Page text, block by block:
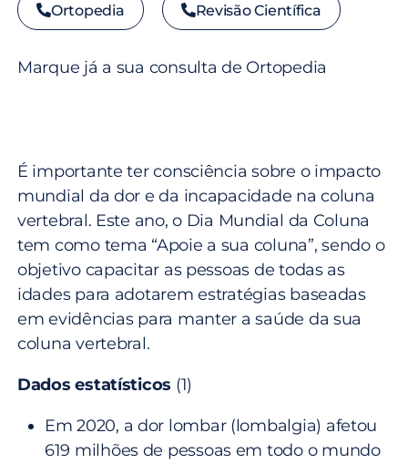
Ortopedia Revisão Científica
Marque já a sua consulta de Ortopedia
É importante ter consciência sobre o impacto
mundial da dor e da incapacidade na coluna
vertebral. Este ano, o Dia Mundial da Coluna
tem como tema “Apoie a sua coluna”, sendo o
objetivo capacitar as pessoas de todas as
idades para adotarem estratégias baseadas
em evidências para manter a saúde da sua
coluna vertebral.
Dados estatísticos (1)
Em 2020, a dor lombar (lombalgia) afetou
619 milhões de pessoas em todo o mundo